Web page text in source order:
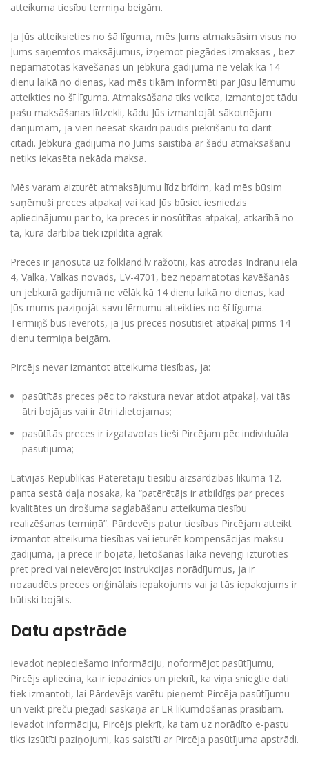
atteikuma tiesību termiņa beigām.
Ja Jūs atteiksieties no šā līguma, mēs Jums atmaksāsim visus no
Jums saņemtos maksājumus, izņemot piegādes izmaksas , bez
nepamatotas kavēšanās un jebkurā gadījumā ne vēlāk kā 14
dienu laikā no dienas, kad mēs tikām informēti par Jūsu lēmumu
atteikties no šī līguma. Atmaksāšana tiks veikta, izmantojot tādu
pašu maksāšanas līdzekli, kādu Jūs izmantojāt sākotnējam
darījumam, ja vien neesat skaidri paudis piekrišanu to darīt
citādi. Jebkurā gadījumā no Jums saistībā ar šādu atmaksāšanu
netiks iekasēta nekāda maksa.
Mēs varam aizturēt atmaksājumu līdz brīdim, kad mēs būsim
saņēmuši preces atpakaļ vai kad Jūs būsiet iesniedzis
apliecinājumu par to, ka preces ir nosūtītas atpakaļ, atkarībā no
tā, kura darbība tiek izpildīta agrāk.
Preces ir jānosūta uz folkland.lv ražotni, kas atrodas Indrānu iela
4, Valka, Valkas novads, LV-4701, bez nepamatotas kavēšanās
un jebkurā gadījumā ne vēlāk kā 14 dienu laikā no dienas, kad
Jūs mums paziņojāt savu lēmumu atteikties no šī līguma.
Termiņš būs ievērots, ja Jūs preces nosūtīsiet atpakaļ pirms 14
dienu termiņa beigām.
Pircējs nevar izmantot atteikuma tiesības, ja:
pasūtītās preces pēc to rakstura nevar atdot atpakaļ, vai tās
ātri bojājas vai ir ātri izlietojamas;
pasūtītās preces ir izgatavotas tieši Pircējam pēc individuāla
pasūtījuma;
Latvijas Republikas Patērētāju tiesību aizsardzības likuma 12.
panta sestā daļa nosaka, ka “patērētājs ir atbildīgs par preces
kvalitātes un drošuma saglabāšanu atteikuma tiesību
realizēšanas termiņā”. Pārdevējs patur tiesības Pircējam atteikt
izmantot atteikuma tiesības vai ieturēt kompensācijas maksu
gadījumā, ja prece ir bojāta, lietošanas laikā nevērīgi izturoties
pret preci vai neievērojot instrukcijas norādījumus, ja ir
nozaudēts preces oriģinālais iepakojums vai ja tās iepakojums ir
būtiski bojāts.
Datu apstrāde
Ievadot nepieciešamo informāciju, noformējot pasūtījumu,
Pircējs apliecina, ka ir iepazinies un piekrīt, ka viņa sniegtie dati
tiek izmantoti, lai Pārdevējs varētu pieņemt Pircēja pasūtījumu
un veikt preču piegādi saskaņā ar LR likumdošanas prasībām.
Ievadot informāciju, Pircējs piekrīt, ka tam uz norādīto e-pastu
tiks izsūtīti paziņojumi, kas saistīti ar Pircēja pasūtījuma apstrādi.